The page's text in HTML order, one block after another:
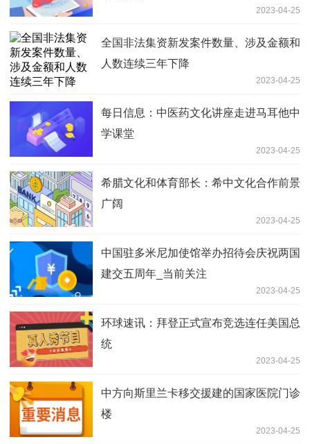
2023-04-25
全国非法集资新发案件数量、涉及金额和
人数连续三年下降
2023-04-25
每日信息：中医药文化讲座走进马耳他中
学课堂
2023-04-25
希腊文化和体育部长：希中文化合作前景
广阔
2023-04-25
中国驻多米尼加使馆举办招待会庆祝两国
建交五周年_当前关注
2023-04-25
环球速讯：拜登正式宣布竞选连任美国总
统
2023-04-25
中方向斯里兰卡移交援建的国家医院门诊
楼
2023-04-25